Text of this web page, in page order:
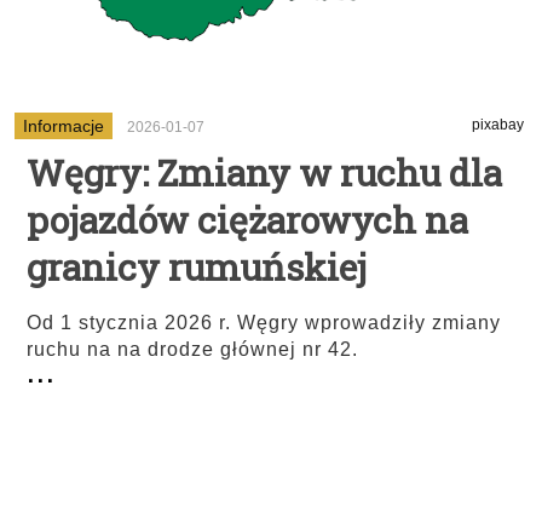
Informacje 2026-01-07 pixabay
Węgry: Zmiany w ruchu dla
pojazdów ciężarowych na
granicy rumuńskiej
Od 1 stycznia 2026 r. Węgry wprowadziły zmiany
ruchu na na drodze głównej nr 42.
...